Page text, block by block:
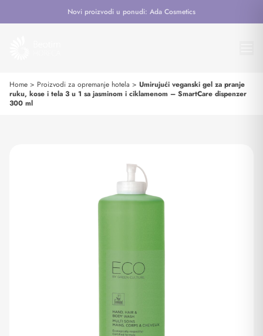
Novi proizvodi u ponudi: Ada Cosmetics
Home > Proizvodi za opremanje hotela > Umirujući veganski gel za pranje
ruku, kose i tela 3 u 1 sa jasminom i ciklamenom – SmartCare dispenzer
300 ml